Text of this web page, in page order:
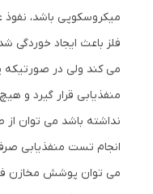
میکروسکوپی باشد،
فلز باعث ایجاد خوردگی
می کند ولی در
منفذیابی قرار گیرد و
نداشته باشد می توان
انجام تست منفذیابی
می توان پوشش مخازن